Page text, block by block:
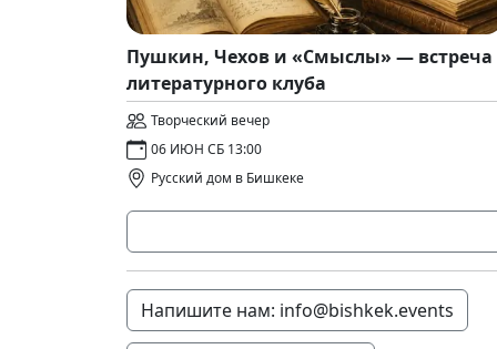
Пушкин, Чехов и «Смыслы» — встреча
литературного клуба
Творческий вечер
06 ИЮН СБ 13:00
Русский дом в Бишкеке
Напишите нам: info@bishkek.events